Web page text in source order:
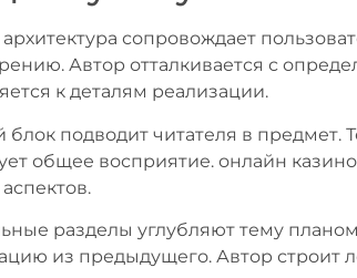
сопровождает
Автор отталкивается с
к деталям реализации.
блок подводит читателя в предмет.
общее восприятие. онлайн
разделы углубляют тему
из предыдущего. Автор строит